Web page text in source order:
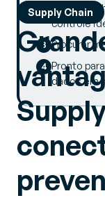
Supply Chain
A Supply
controle
Procurar
Pronto
dados em